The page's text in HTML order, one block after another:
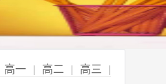
高一 | 高二 | 高三
|